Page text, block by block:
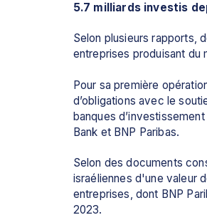
5.7 milliards investis
Selon plusieurs rapports,
entreprises produisant du
Pour sa première
d’obligations avec le
banques
Bank et BNP Paribas.
Selon des documents
israéliennes d'une valeur
entreprises, dont BNP
2023.